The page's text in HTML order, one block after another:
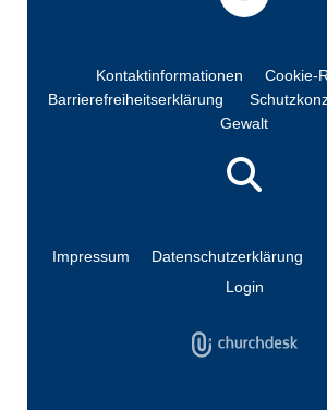
Kontaktinformationen
Cookie-
Barrierefreiheitserklärung
Gewalt
Impressum Datenschutzerklärung
Login